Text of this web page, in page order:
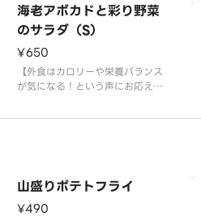
海老アボカドと彩り野菜
のサラダ（S）
¥650
【外食はカロリーや栄養バランス
が気になる！という声にお応えし
り！栄養価の高い“野菜の王様”
ドを組み合わせたボリュ
山盛りポテトフライ
¥490